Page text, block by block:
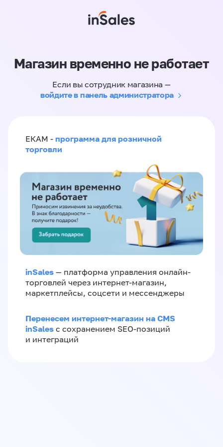
Магазин временно не работает
Если вы сотрудник магазина —
войдите в панель администратора
ЕКАМ - программа для розничной
торговли
inSales — платформа управления онлайн-
торговлей через интернет-магазин,
маркетплейсы, соцсети и мессенджеры
Перенесем интернет-магазин на CMS
inSales с сохранением SEO-позиций
и интеграций